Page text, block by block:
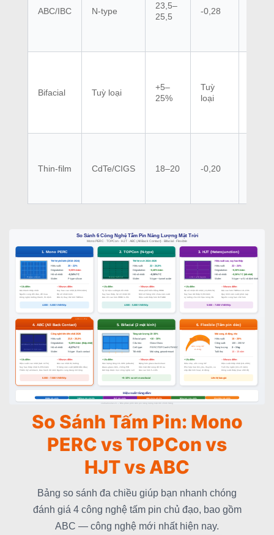
ABC/IBC N-type
23,5–
25,5
-0,28
Bifacial Tuỳ loại
+5–
25%
Tuỳ
loại
Thin-film CdTe/CIGS 18–20 -0,20
So Sánh Tấm Pin: Mono
PERC vs TOPCon vs
HJT vs ABC
Bảng so sánh đa chiều giúp bạn nhanh chóng
đánh giá 4 công nghệ tấm pin chủ đạo, bao gồm
ABC — công nghệ mới nhất hiện nay.